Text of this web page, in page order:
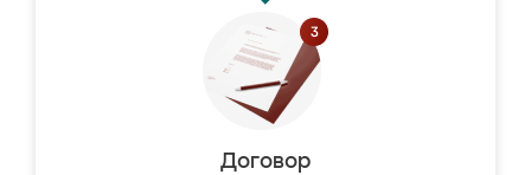
Договор